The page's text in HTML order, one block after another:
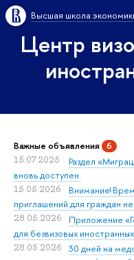
Высшая школа
Центр
Важные объявления 6
15.07.2025
Раздел
вновь доступен.
15.05.2026
Внимание!
приглашений для граждан
28.05.2026
Приложение
для безвизовых
28.05.2026
30 дней на